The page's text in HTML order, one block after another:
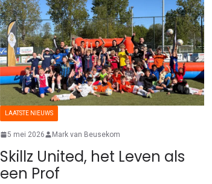
LAATSTE NIEUWS
5 mei 2026 Mark van Beusekom
Skillz United, het Leven als
een Prof